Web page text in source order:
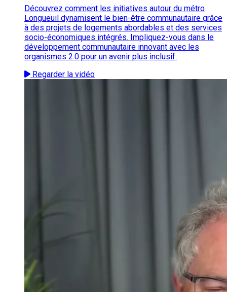
Découvrez comment les initiatives autour du métro
Longueuil dynamisent le bien-être communautaire grâce
à des projets de logements abordables et des services
socio-économiques intégrés. Impliquez-vous dans le
développement communautaire innovant avec les
organismes 2.0 pour un avenir plus inclusif.
Regarder la vidéo